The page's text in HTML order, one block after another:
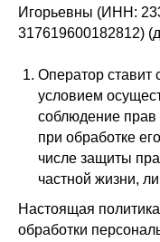
Игорьевны (ИНН:
317619600182812)
Оператор
условием
соблюдение прав
при обработке
числе защиты
частной жизни,
Настоящая
обработки